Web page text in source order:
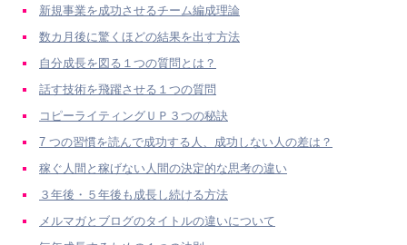
新規事業を成功させるチーム編成理論
数カ月後に驚くほどの結果を出す方法
自分成長を図る１つの質問とは？
話す技術を飛躍させる１つの質問
コピーライティングＵＰ３つの秘訣
7 つの習慣を読んで成功する人、成功しない人の差は？
稼ぐ人間と稼げない人間の決定的な思考の違い
３年後・５年後も成長し続ける方法
メルマガとブログのタイトルの違いについて